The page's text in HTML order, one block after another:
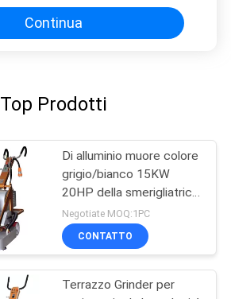
Continua
Top Prodotti
Di alluminio muore colore
grigio/bianco 15KW
20HP della smerigliatrice
concreta del pavimento
della colata Z-750
Negotiate MOQ:1PC
CONTATTO
Terrazzo Grinder per